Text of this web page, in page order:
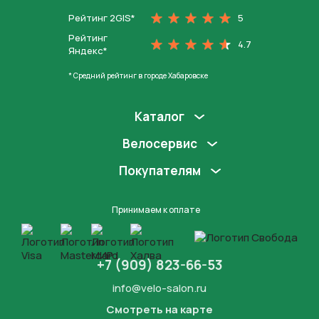
Рейтинг 2GIS*
5
Рейтинг
Яндекс*
4.7
* Средний рейтинг в городе Хабаровске
Каталог
Велосервис
Покупателям
Принимаем к оплате
+7 (909) 823-66-53
info@velo-salon.ru
Смотреть на карте